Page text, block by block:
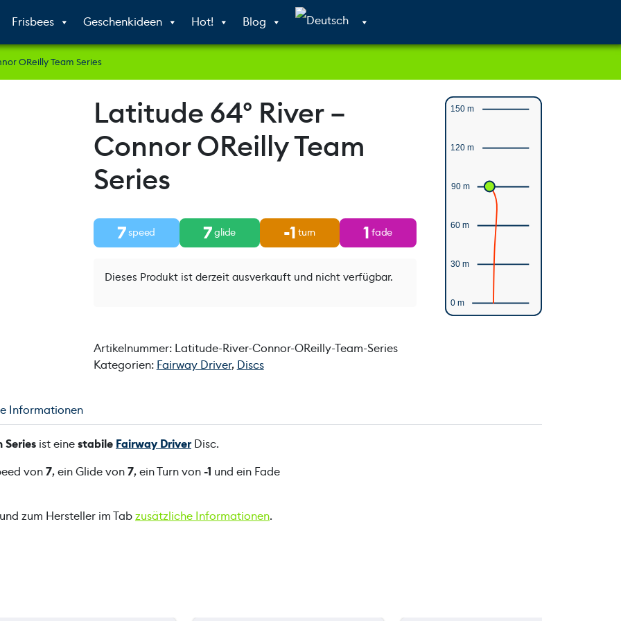
Frisbees Geschenkideen Hot!
Blog
OReilly Team Series
Latitude 64° River –
Connor OReilly Team
Series
90 m
120 m
150 m
60 m
30 m
0 m
7speed 7glide -1 turn 1 fade
Dieses Produkt ist derzeit ausverkauft und nicht verfügbar.
Artikelnummer: Latitude-River-Connor-OReilly-Team-Series
Kategorien: Fairway Driver, Discs
Informationen
Series ist einestabile Fairway DriverDisc.
von7, ein Glide von7, ein Turn von-1 und ein Fade
zum Hersteller im Tabzusätzliche Informationen.